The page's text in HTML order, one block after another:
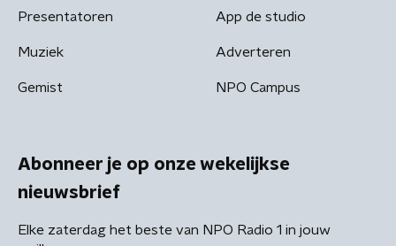
Presentatoren
Muziek
Gemist
App de studio
Adverteren
NPO Campus
Abonneer je op onze wekelijkse
nieuwsbrief
Elke zaterdag het beste van NPO Radio 1 in jouw